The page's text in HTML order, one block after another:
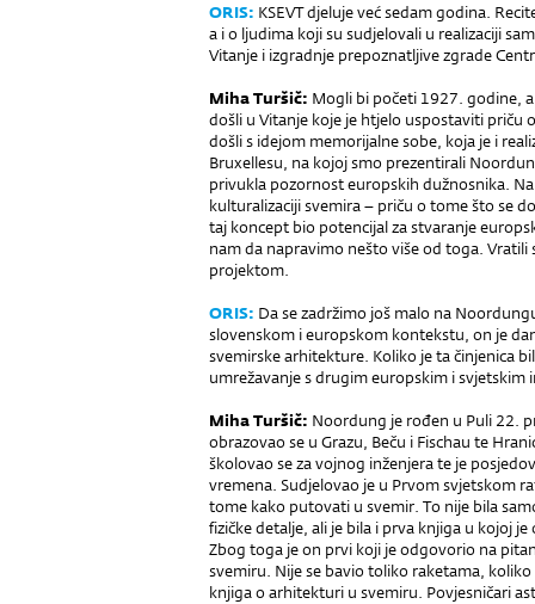
ORIS: KSEVT djeluje već sedam godina.
a i o ljudima koji su sudjelovali u realizaciji
Vitanje i izgradnje prepoznatljive zgrade
Miha Turšič: Mogli bi početi 1927. godine,
došli u Vitanje koje je htjelo uspostaviti
došli s idejom memorijalne sobe, koja je i
Bruxellesu, na kojoj smo prezentirali
privukla pozornost europskih dužnosnika.
kulturalizaciji svemira – priču o tome što se
taj koncept bio potencijal za stvaranje
nam da napravimo nešto više od toga.
projektom.
ORIS: Da se zadržimo još malo na
slovenskom i europskom kontekstu, on je
svemirske arhitekture. Koliko je ta činjenica
umrežavanje s drugim europskim i svjetskim
Miha Turšič: Noordung je rođen u Puli 22.
obrazovao se u Grazu, Beču i Fischau te
školovao se za vojnog inženjera te je
vremena. Sudjelovao je u Prvom svjetskom
tome kako putovati u svemir. To nije bila
fizičke detalje, ali je bila i prva knjiga u kojoj
Zbog toga je on prvi koji je odgovorio na
svemiru. Nije se bavio toliko raketama,
knjiga o arhitekturi u svemiru. Povjesničari